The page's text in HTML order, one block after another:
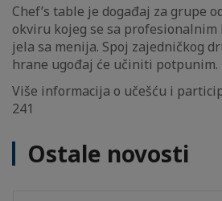
Chef’s table je događaj za grupe
okviru kojeg se sa
jela sa menija. Spoj zajedničkog
hrane ugođaj će učiniti potpunim.
Više informacija o učešću i
241
Ostale novosti